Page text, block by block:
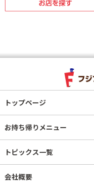
トップページ
お持ち帰りメニュー
トピックス一覧
会社概要